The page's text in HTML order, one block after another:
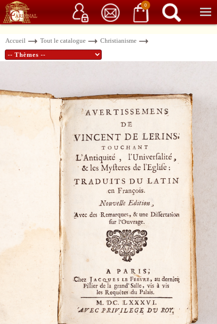
0
Service client 06 15 37 15 37 Librairie de livres anciens & rares
Accueil Tout le catalogue Christianisme